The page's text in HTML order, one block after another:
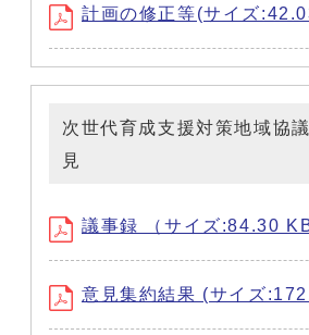
計画の修正等(サイズ
次世代育成支援対策地域協
見
議事録 （サイズ:84.30
意見集約結果 (サイズ